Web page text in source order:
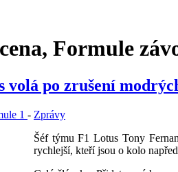
Formule
volá po zrušení
1 - Zprávy
Šéf týmu F1 Lotus Tony
rychlejší, kteří jsou o kolo